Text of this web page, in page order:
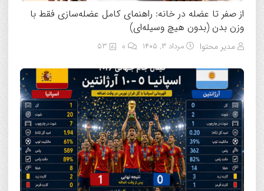
از صفر تا عضله در خانه: راهنمای کامل عضله‌سازی فقط با
وزن بدن (بدون هیچ وسیله‌ای)
مدیر محتوا مرداد ۳, ۱۴۰۵ 53